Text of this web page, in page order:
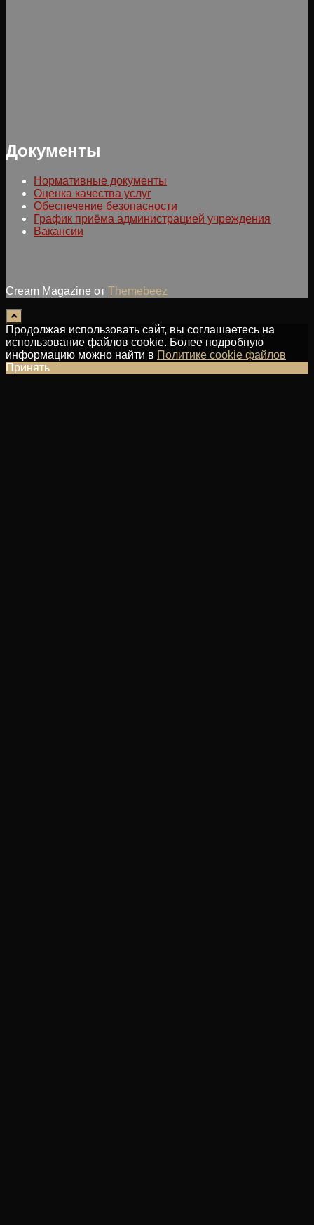
Документы
Нормативные документы
Оценка качества услуг
Обеспечение безопасности
График приёма администрацией учреждения
Вакансии
Cream Magazine от Themebeez
Продолжая использовать сайт, вы соглашаетесь на
использование файлов cookie. Более подробную
информацию можно найти в Политике cookie файлов
Принять